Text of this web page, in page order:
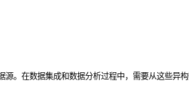
。在数据集成和数据分析过程中，需要从这些异